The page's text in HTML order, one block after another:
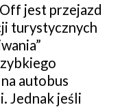
jest przejazd
turystycznych
autobus
Jednak jeśli